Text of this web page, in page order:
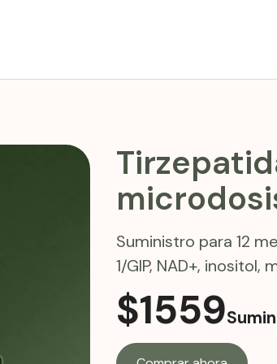
Suministro para 12
1/GIP, NAD+,
$1559